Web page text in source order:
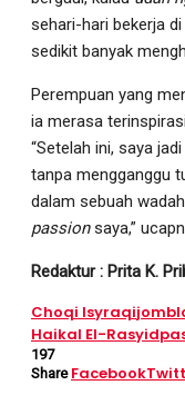
sehari-hari bekerja di
sedikit banyak
Perempuan yang
ia merasa
“Setelah ini, saya
tanpa mengganggu
dalam sebuah
passionsaya,”
Redaktur : Prita K.
Choqi Isyraqi
Haikal El-Rasyid
197
Share Facebook